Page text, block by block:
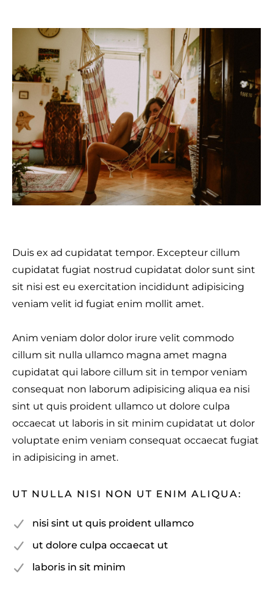
Duis ex ad cupidatat tempor. Excepteur cillum
cupidatat fugiat nostrud cupidatat dolor sunt sint
sit nisi est eu exercitation incididunt adipisicing
veniam velit id fugiat enim mollit amet.
Anim veniam dolor dolor irure velit commodo
cillum sit nulla ullamco magna amet magna
cupidatat qui labore cillum sit in tempor veniam
consequat non laborum adipisicing aliqua ea nisi
sint ut quis proident ullamco ut dolore culpa
occaecat ut laboris in sit minim cupidatat ut dolor
voluptate enim veniam consequat occaecat fugiat
in adipisicing in amet.
UT NULLA NISI NON UT ENIM ALIQUA:
nisi sint ut quis proident ullamco
ut dolore culpa occaecat ut
laboris in sit minim